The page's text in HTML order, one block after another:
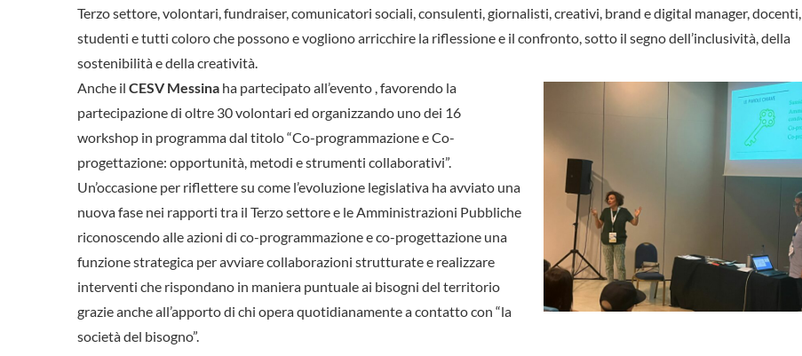
Terzo settore, volontari, fundraiser, comunicatori sociali, consulenti, giornalisti, creativi, brand e digital manager, docenti,
studenti e tutti coloro che possono e vogliono arricchire la riflessione e il confronto, sotto il segno dell’inclusività, della
sostenibilità e della creatività.
Anche il CESV Messina ha partecipato all’evento , favorendo la
partecipazione di oltre 30 volontari ed organizzando uno dei 16
workshop in programma dal titolo “Co-programmazione e Co-
progettazione: opportunità, metodi e strumenti collaborativi”.
Un’occasione per riflettere su come l’evoluzione legislativa ha avviato una
nuova fase nei rapporti tra il Terzo settore e le Amministrazioni Pubbliche
riconoscendo alle azioni di co-programmazione e co-progettazione una
funzione strategica per avviare collaborazioni strutturate e realizzare
interventi che rispondano in maniera puntuale ai bisogni del territorio
grazie anche all’apporto di chi opera quotidianamente a contatto con “la
società del bisogno”.